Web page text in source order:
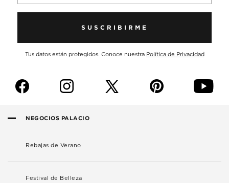
SUSCRIBIRME
Tus datos están protegidos. Conoce nuestra Política de Privacidad
f i p y
NEGOCIOS PALACIO
Rebajas de Verano
Festival de Belleza